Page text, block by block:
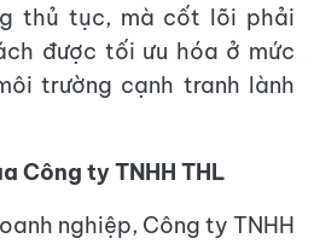
thủ tục, mà cốt lõi phải
được tối ưu hóa ở mức
trường cạnh tranh lành
Công ty TNHH THL
nghiệp, Công ty TNHH